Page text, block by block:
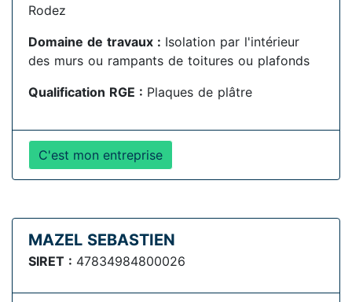
Rodez
Domaine de travaux : Isolation par l'intérieur
des murs ou rampants de toitures ou plafonds
Qualification RGE : Plaques de plâtre
C'est mon entreprise
MAZEL SEBASTIEN
SIRET : 47834984800026